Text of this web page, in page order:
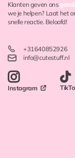
Klanten geven ons
we je helpen? Laat het
snelle reactie. Beloofd!
+31640852926
info@cutestuff.nl
Instagram